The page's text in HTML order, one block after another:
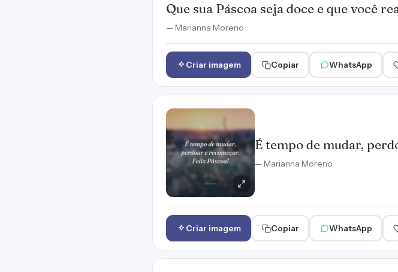
Que sua Páscoa seja doce e que você
— Marianna Moreno
Criar imagem Copiar WhatsApp
É tempo de mudar,
— Marianna Moreno
Criar imagem Copiar WhatsApp